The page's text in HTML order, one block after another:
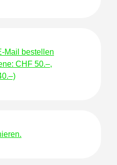
Mail bestellen
CHF 50.–,